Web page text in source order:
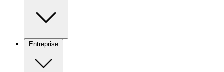
Entreprise